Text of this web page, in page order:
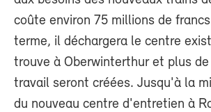
coûte environ 75 millions de
terme, il déchargera le centre
trouve à Oberwinterthur et plus
travail seront créées. Jusqu'à la
du nouveau centre d'entretien à